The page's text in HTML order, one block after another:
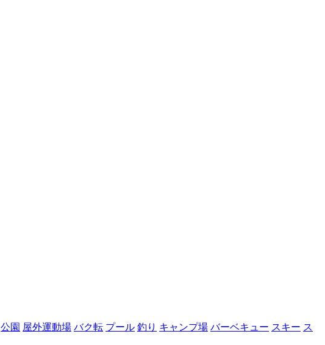
公園 屋外運動場 バク転 プール 釣り キャンプ場 バーベキュー スキー ス